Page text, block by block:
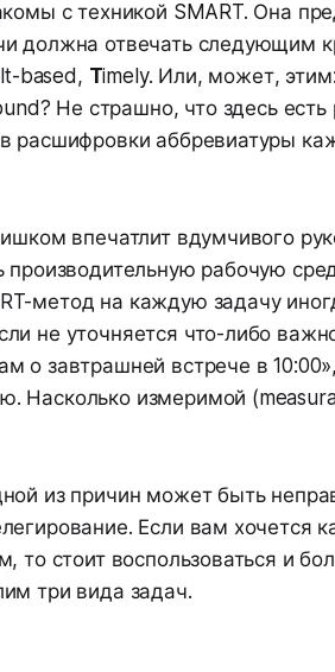
с техникой SMART. Она
должна отвечать следующим
based, Timely. Или, может, этим:
Не страшно, что здесь
расшифровки аббревиатуры
впечатлит вдумчивого
производительную рабочую
метод на каждую задачу
не уточняется что-либо
о завтрашней встрече в
Насколько измеримой
из причин может быть
Если вам хочется
то стоит воспользоваться и
три вида задач.